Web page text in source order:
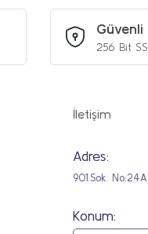
Güvenli
256 Bit
İletişim
Adres:
901.Sok.
Konum: